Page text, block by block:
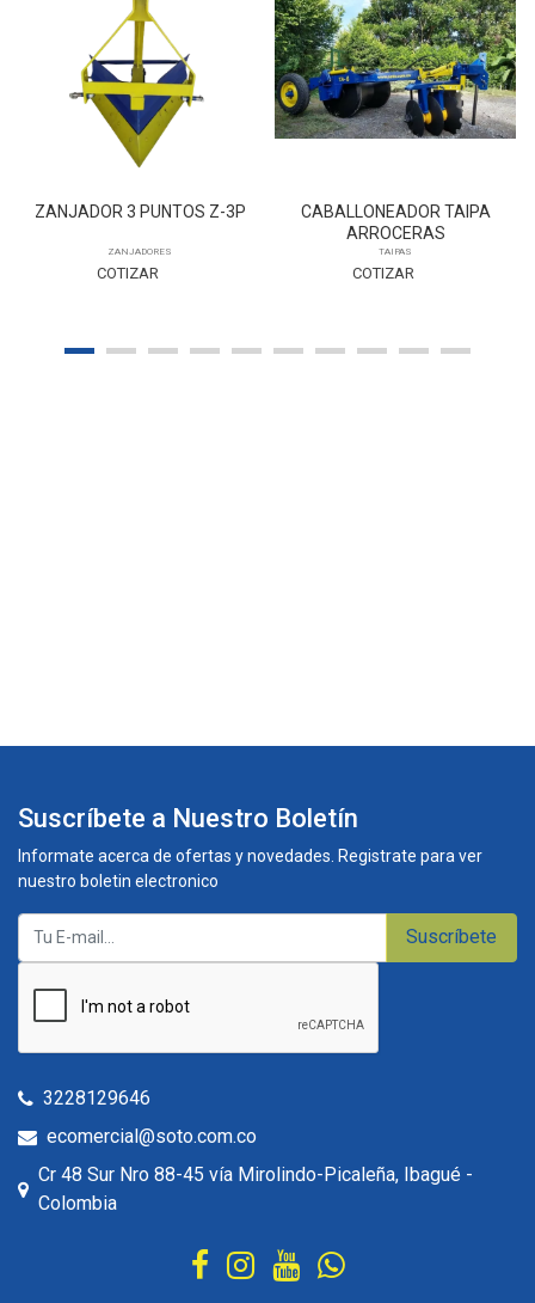
ZANJADOR 3 PUNTOS Z-3P
ZANJADORES
COTIZAR
CABALLONEADOR TAIPA
ARROCERAS
TAIPAS
COTIZAR
Suscríbete a Nuestro Boletín
Informate acerca de ofertas y novedades. Registrate para ver
nuestro boletin electronico
Suscríbete
3228129646
ecomercial@soto.com.co
Cr 48 Sur Nro 88-45 vía Mirolindo-Picaleña, Ibagué -
Colombia